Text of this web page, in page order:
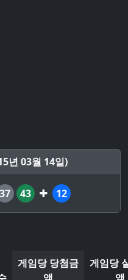
년 03월 14일)
37 43 12
게임당 당첨금
게임당